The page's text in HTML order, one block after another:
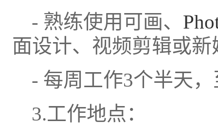
- 熟练使用可画、
面设计、视频剪辑或
- 每周工作3个半天
3.工作地点：